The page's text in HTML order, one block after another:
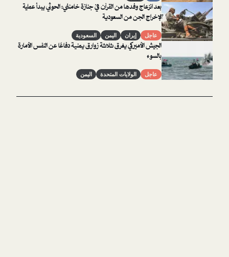
بعد انزعاج وفدها من القرآن في جنازة خامنئي: الحوثي يبدأ عملية
لإخراج الجن من السعودية
عاجل إيران اليمن السعودية
الجيش الأميركي يغرق ثلاثة زوارق يمنية دفاعًا عن النفس الأمارة
بالسوء
عاجل الولايات المتحدة اليمن